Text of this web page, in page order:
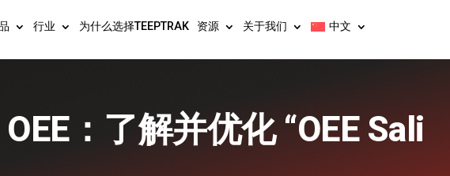
行业 为什么选择TEEPTRAK 资源 关于我们 中文
：了解并优化 “OEE Sali